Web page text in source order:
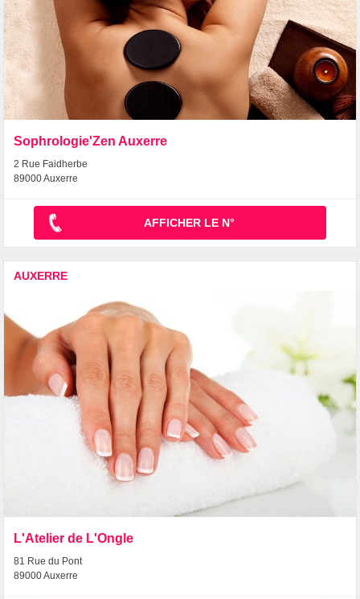
Sophrologie'Zen Auxerre
2 Rue Faidherbe
89000 Auxerre
AFFICHER LE N°
AUXERRE
L'Atelier de L'Ongle
81 Rue du Pont
89000 Auxerre